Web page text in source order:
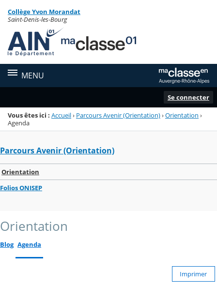
Menu de la rubrique
Contenu
Collège Yvon Morandat
Saint-Denis-les-Bourg
MENU
Se connecter
Vous êtes ici : Accueil› Parcours Avenir (Orientation)›Orientation ›
Agenda
Parcours Avenir (Orientation)
Orientation
Folios ONISEP
Orientation
Blog Agenda
Imprimer